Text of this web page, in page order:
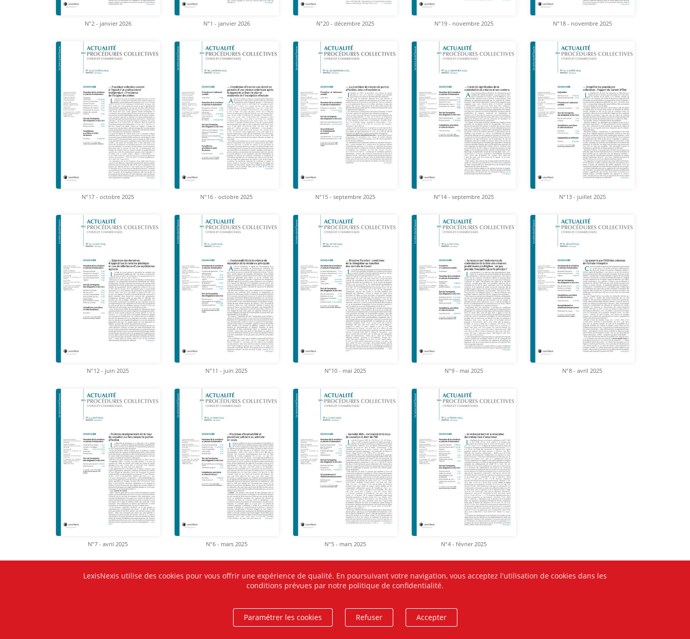
N°2 - janvier 2026 N°1 - janvier 2026 N°20 - décembre 2025 N°19 - novembre 2025 N°18 - novembre 2025
N°17 - octobre 2025 N°16 - octobre 2025 N°15 - septembre 2025 N°14 - septembre 2025 N°13 - juillet 2025
N°12 - juin 2025 N°11 - juin 2025 N°10 - mai 2025 N°9 - mai 2025 N°8 - avril 2025
N°7 - avril 2025 N°6 - mars 2025 N°5 - mars 2025 N°4 - février 2025
LexisNexis utilise des cookies pour vous offrir une expérience de qualité. En poursuivant votre navigation, vous acceptez l'utilisation de cookies dans les
conditions prévues par notre politique de confidentialité.
Paramétrer les cookies Refuser Accepter